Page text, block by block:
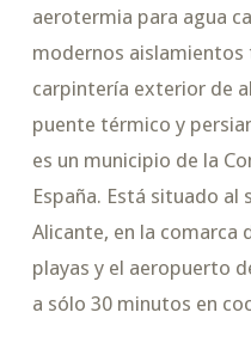
aerotermia para agua
modernos aislamientos
carpintería exterior de
puente térmico y
es un municipio de la
España. Está situado al
Alicante, en la comarca
playas y el aeropuerto
a sólo 30 minutos en